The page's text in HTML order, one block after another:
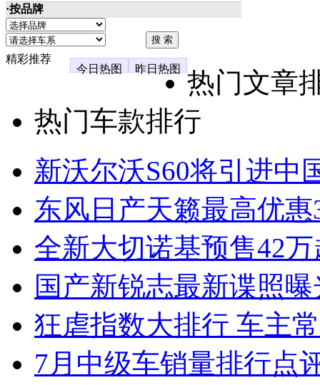
·按品牌
精彩推荐
今日热图
昨日热图
热门文章
热门车款排行
新沃尔沃S60将引进中
东风日产天籁最高优
全新大切诺基预售42
国产新锐志最新谍照
狂虐指数大排行 车主
7月中级车销量排行点